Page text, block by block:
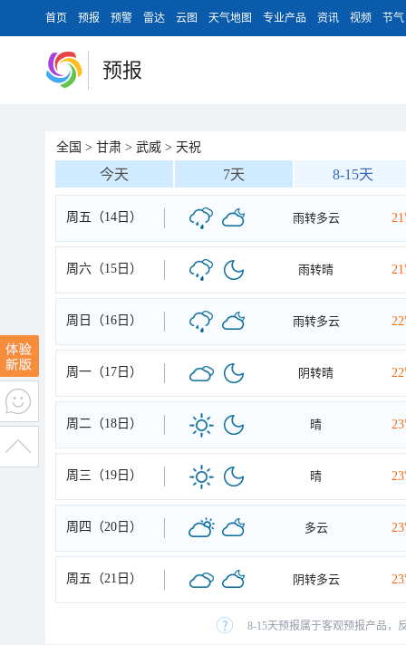
首页 预报 预警 雷达 云图 天气地图 专业产品 资讯 视频 节气
预报
全国 > 甘肃 > 武威 > 天祝
今天 7天 8-15天
周五（14日） 雨转多云
周六（15日） 雨转晴
周日（16日） 雨转多云
周一（17日） 阴转晴
周二（18日） 晴
周三（19日） 晴
周四（20日） 多云
周五（21日） 阴转多云
8-15天预报属于客观预报产品，